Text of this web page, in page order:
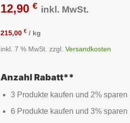
12,90€ inkl. MwSt.
215,00€ / kg
inkl. 7 % MwSt. zzgl.Versandkosten
Anzahl Rabatt**
3 Produkte kaufen und 2% sparen
6 Produkte kaufen und 3% sparen